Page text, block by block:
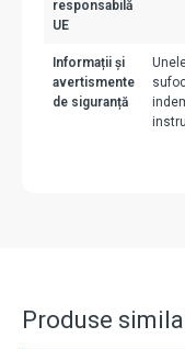
responsabilă
UE
Informații și
avertismente
de siguranță
Produse